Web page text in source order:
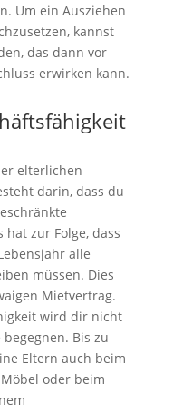
Um ein Ausziehen
kannst
das dann vor
erwirken kann.
elterlichen
darin, dass du
hat zur Folge, dass
alle
müssen. Dies
Mietvertrag.
wird dir nicht
Bis zu
Eltern auch beim
oder beim